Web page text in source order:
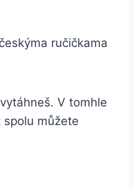
ručičkama
V tomhle
můžete